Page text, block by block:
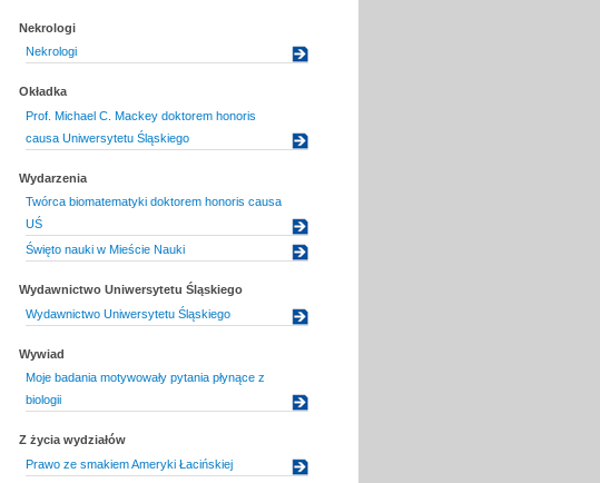
Nekrologi
Nekrologi
Okładka
Prof. Michael C. Mackey doktorem honoris
causa Uniwersytetu Śląskiego
Wydarzenia
Twórca biomatematyki doktorem honoris causa
UŚ
Święto nauki w Mieście Nauki
Wydawnictwo Uniwersytetu Śląskiego
Wydawnictwo Uniwersytetu Śląskiego
Wywiad
Moje badania motywowały pytania płynące z
biologii
Z życia wydziałów
Prawo ze smakiem Ameryki Łacińskiej